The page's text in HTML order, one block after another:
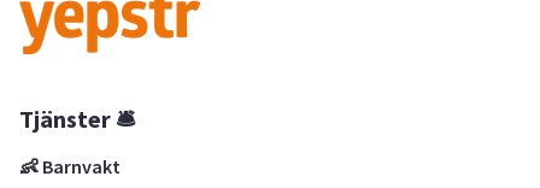
Tjänster 🛎
👶 Barnvakt